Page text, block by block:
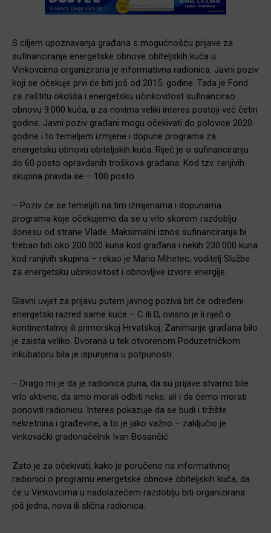
S ciljem upoznavanja građana s mogućnošću prijave za
sufinanciranje energetske obnove obiteljskih kuća u
Vinkovcima organizirana je informativna radionica. Javni poziv
koji se očekuje prvi će biti još od 2015. godine. Tada je Fond
za zaštitu okoliša i energetsku učinkovitost sufinancirao
obnovu 9.000 kuća, a za novima veliki interes postoji već četiri
godine. Javni poziv građani mogu očekivati do polovice 2020.
godine i to temeljem izmjene i dopune programa za
energetsku obnovu obiteljskih kuća. Riječ je o sufinanciranju
do 60 posto opravdanih troškova građana. Kod tzv. ranjivih
skupina pravda se – 100 posto.
– Poziv će se temeljiti na tim izmjenama i dopunama
programa koje očekujemo da se u vrlo skorom razdoblju
donesu od strane Vlade. Maksimalni iznos sufinanciranja bi
trebao biti oko 200.000 kuna kod građana i nekih 230.000 kuna
kod ranjivih skupina – rekao je Mario Mihetec, voditelj Službe
za energetsku učinkovitost i obnovljive izvore energije.
Glavni uvjet za prijavu putem javnog poziva bit će određeni
energetski razred same kuće – C ili D, ovisno je li riječ o
kontinentalnoj ili primorskoj Hrvatskoj. Zanimanje građana bilo
je zaista veliko. Dvorana u tek otvorenom Poduzetničkom
inkubatoru bila je ispunjena u potpunosti.
– Drago mi je da je radionica puna, da su prijave stvarno bile
vrlo aktivne, da smo morali odbiti neke, ali i da ćemo morati
ponoviti radionicu. Interes pokazuje da se budi i tržište
nekretnina i građevine, a to je jako važno – zaključio je
vinkovački gradonačelnik Ivan Bosančić.
Zato je za očekivati, kako je poručeno na informativnoj
radionici o programu energetske obnove obiteljskih kuća, da
će u Vinkovcima u nadolazećem razdoblju biti organizirana
još jedna, nova ili slična radionica.